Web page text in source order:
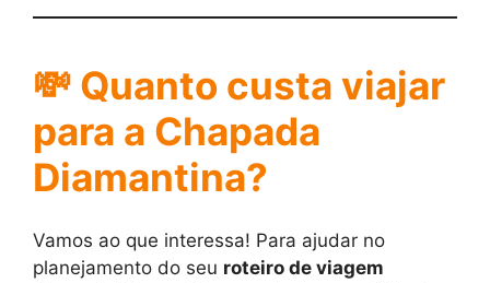
💸 Quanto custa viajar
para a Chapada
Diamantina?
Vamos ao que interessa! Para ajudar no
planejamento do seu roteiro de viagem